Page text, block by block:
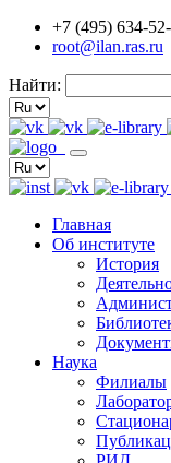
+7 (495) 634-
root@ilan.ras.ru
Найти:
Главная
Об институте
История
Наука
Филиалы